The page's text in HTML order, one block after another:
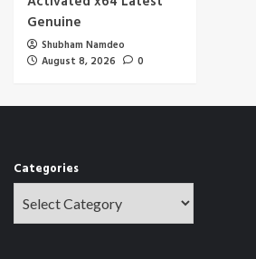
Genuine
Shubham Namdeo
August 8, 2026
0
Categories